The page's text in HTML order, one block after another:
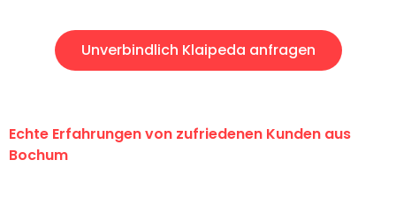
Unverbindlich Klaipeda anfragen
Echte Erfahrungen von zufriedenen Kunden aus
Bochum